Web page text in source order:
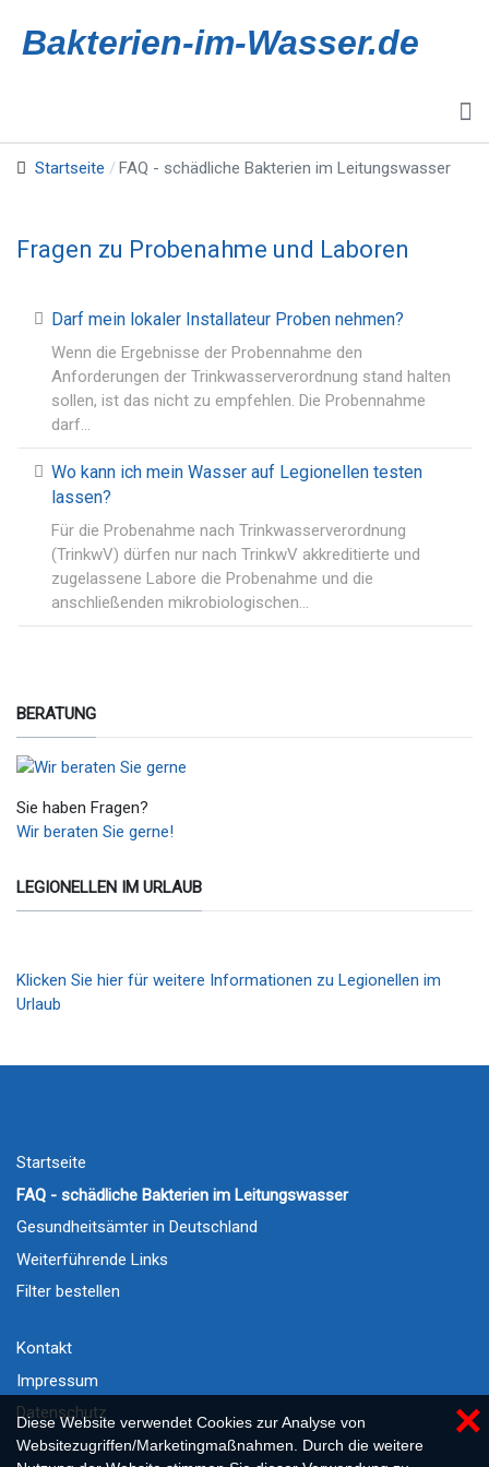
Bakterien-im-Wasser.de
Startseite FAQ - schädliche Bakterien im Leitungswasser
Fragen zu Probenahme und Laboren
Darf mein lokaler Installateur Proben nehmen?
Wenn die Ergebnisse der Probennahme den
Anforderungen der Trinkwasserverordnung stand halten
sollen, ist das nicht zu empfehlen. Die Probennahme
darf…
Wo kann ich mein Wasser auf Legionellen testen
lassen?
Für die Probenahme nach Trinkwasserverordnung
(TrinkwV) dürfen nur nach TrinkwV akkreditierte und
zugelassene Labore die Probenahme und die
anschließenden mikrobiologischen…
BERATUNG
Sie haben Fragen?
Wir beraten Sie gerne!
LEGIONELLEN IM URLAUB
Klicken Sie hier für weitere Informationen zu Legionellen im
Urlaub
Startseite
FAQ - schädliche Bakterien im Leitungswasser
Gesundheitsämter in Deutschland
Weiterführende Links
Filter bestellen
Kontakt
Impressum
Datenschutz
×
Diese Website verwendet Cookies zur Analyse von
Websitezugriffen/Marketingmaßnahmen. Durch die weitere